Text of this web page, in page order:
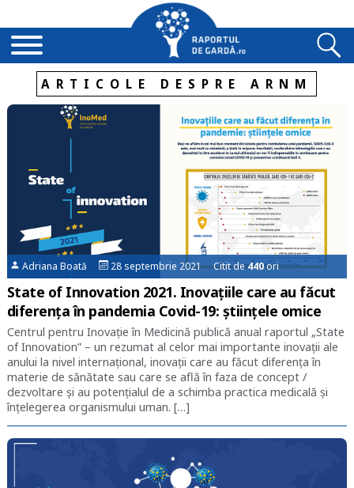
ARTICOLE DESPRE ARNM
Adriana Boată 28 septembrie 2021 Citit de440ori
State of Innovation 2021. Inovațiile care au făcut
diferența în pandemia Covid-19: științele omice
Centrul pentru Inovație în Medicină publică anual raportul „State
of Innovation” – un rezumat al celor mai importante inovații ale
anului la nivel internațional, inovații care au făcut diferența în
materie de sănătate sau care se află în faza de concept /
dezvoltare și au potențialul de a schimba practica medicală și
înțelegerea organismului uman. […]